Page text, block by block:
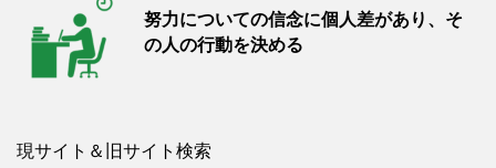
努力についての信念に個人差があり、そ
の人の行動を決める
現サイト＆旧サイト検索